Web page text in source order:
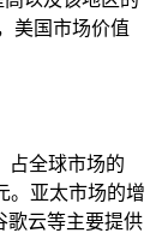
美国市场价值
占全球市场的
。亚太市场的增
歌云等主要提供